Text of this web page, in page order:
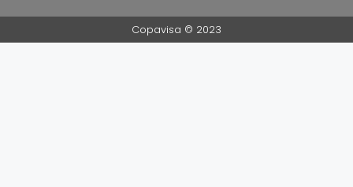
Copavisa © 2023